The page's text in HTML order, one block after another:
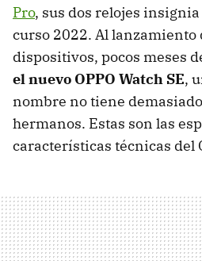
Pro, sus dos relojes
curso 2022. Al lanzamiento
dispositivos, pocos meses
el nuevo OPPO Watch SE,
nombre no tiene
hermanos. Estas son las
características técnicas del